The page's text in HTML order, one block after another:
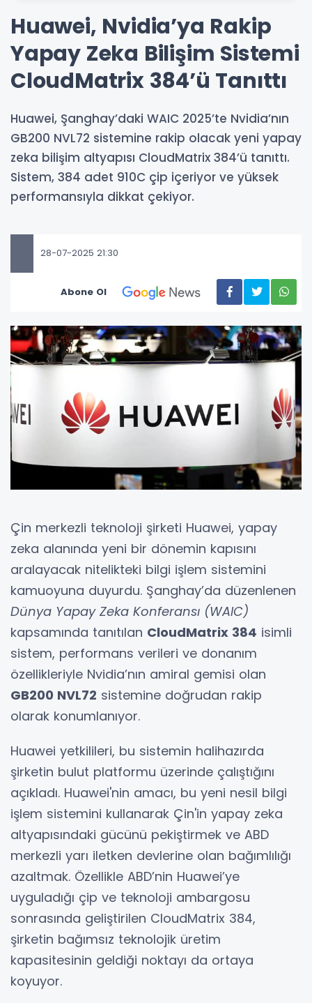
Huawei, Nvidia’ya Rakip
Yapay Zeka Bilişim Sistemi
CloudMatrix 384’ü Tanıttı
Huawei, Şanghay’daki WAIC 2025’te Nvidia’nın
GB200 NVL72 sistemine rakip olacak yeni yapay
zeka bilişim altyapısı CloudMatrix 384’ü tanıttı.
Sistem, 384 adet 910C çip içeriyor ve yüksek
performansıyla dikkat çekiyor.
28-07-2025 21:30
Abone Ol
Çin merkezli teknoloji şirketi Huawei, yapay
zeka alanında yeni bir dönemin kapısını
aralayacak nitelikteki bilgi işlem sistemini
kamuoyuna duyurdu. Şanghay’da düzenlenen
Dünya Yapay Zeka Konferansı (WAIC)
kapsamında tanıtılan CloudMatrix 384 isimli
sistem, performans verileri ve donanım
özellikleriyle Nvidia’nın amiral gemisi olan
GB200 NVL72 sistemine doğrudan rakip
olarak konumlanıyor.
Huawei yetkilileri, bu sistemin halihazırda
şirketin bulut platformu üzerinde çalıştığını
açıkladı. Huawei'nin amacı, bu yeni nesil bilgi
işlem sistemini kullanarak Çin'in yapay zeka
altyapısındaki gücünü pekiştirmek ve ABD
merkezli yarı iletken devlerine olan bağımlılığı
azaltmak. Özellikle ABD’nin Huawei’ye
uyguladığı çip ve teknoloji ambargosu
sonrasında geliştirilen CloudMatrix 384,
şirketin bağımsız teknolojik üretim
kapasitesinin geldiği noktayı da ortaya
koyuyor.